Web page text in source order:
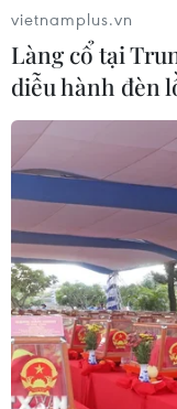
Australia: Ca
mạnh ở New
Ngày 7/1 tại bang
39% trong số
dương tính; trong
mới tăng gấp đôi
vietnamplus.vn
Làng cổ tại
diễu hành đèn